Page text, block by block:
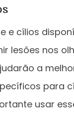
e cílios
lesões nos
a
para
usar